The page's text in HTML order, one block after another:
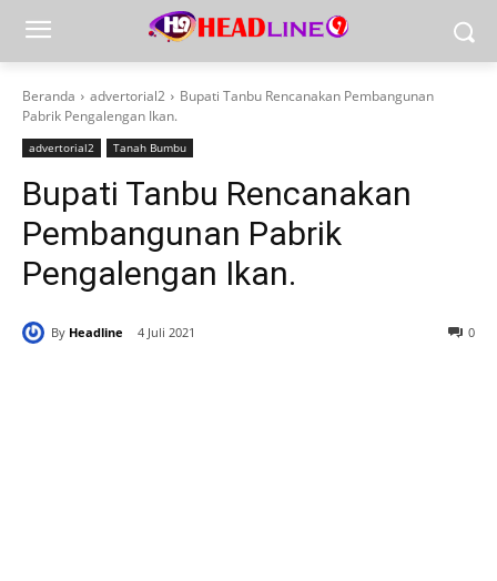
Beranda advertorial2
Bupati Tanbu Rencanakan Pembangunan
Pabrik Pengalengan Ikan.
advertorial2 Tanah Bumbu
Bupati Tanbu Rencanakan
Pembangunan Pabrik
Pengalengan Ikan.
By Headline 4 Juli 2021 0